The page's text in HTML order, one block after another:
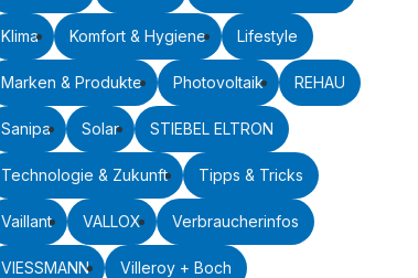
Klima Komfort & Hygiene Lifestyle
Marken & Produkte Photovoltaik REHAU
Sanipa Solar STIEBEL ELTRON
Technologie & Zukunft Tipps & Tricks
Vaillant VALLOX Verbraucherinfos
VIESSMANN Villeroy + Boch